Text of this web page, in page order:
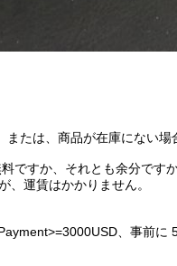
たは、商品が在庫にない
ですか、それとも余分です
、運賃はかかりません。
、事前に